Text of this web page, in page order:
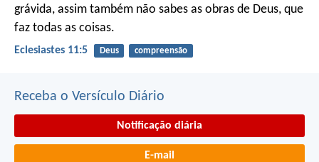
grávida, assim também não sabes as obras de Deus, que
faz todas as coisas.
Eclesiastes 11:5 Deus compreensão
Receba o Versículo Diário
Notificação diária
E-mail